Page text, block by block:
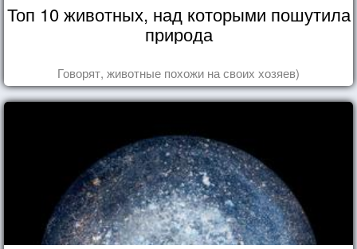
Топ 10 животных, над которыми пошутила
природа
Говорят, животные похожи на своих хозяев)